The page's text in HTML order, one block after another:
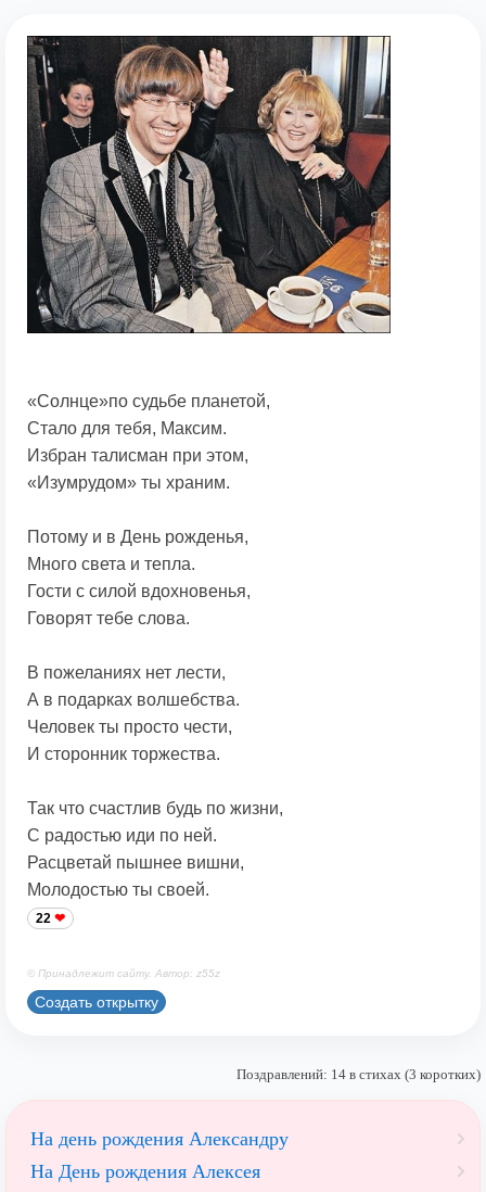
«Солнце»по судьбе планетой,
Стало для тебя, Максим.
Избран талисман при этом,
«Изумрудом» ты храним.
Потому и в День рожденья,
Много света и тепла.
Гости с силой вдохновенья,
Говорят тебе слова.
В пожеланиях нет лести,
А в подарках волшебства.
Человек ты просто чести,
И сторонник торжества.
Так что счастлив будь по жизни,
С радостью иди по ней.
Расцветай пышнее вишни,
Молодостью ты своей.
22
© Принадлежит сайту. Автор: z55z
Создать открытку
Поздравлений: 14 в стихах (3 коротких)
На день рождения Александру
На День рождения Алексея